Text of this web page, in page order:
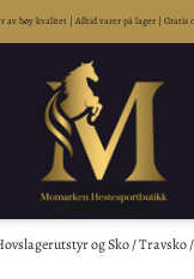
av høy kvalitet | Alltid varer på lager | Gratis
og Sko/Travsko/